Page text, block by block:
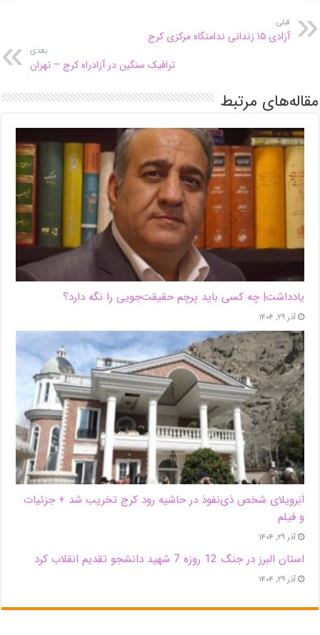
قبلی
آزادی ۱۵ زندانی ندامتگاه مرکزی کرج
بعدی
ترافیک سنگین در آزادراه کرج – تهران
مقاله‌های مرتبط
یادداشت| ‌چه کسی باید پرچم حقیقت‌جویی را نگه دارد؟
آذر ۲۹, ۱۴۰۴
اَبَر‌ویلای شخص ذی‌نفوذ در حاشیه‌ رود کرج تخریب شد + جزئیات
و فیلم
آذر ۲۹, ۱۴۰۴
استان البرز در جنگ 12 روزه 7 شهید دانشجو تقدیم انقلاب کرد
آذر ۲۹, ۱۴۰۴